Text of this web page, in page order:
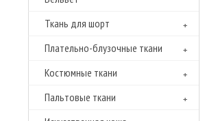
Ткань для шорт
Плательно-блузочные ткани
Костюмные ткани
Пальтовые ткани